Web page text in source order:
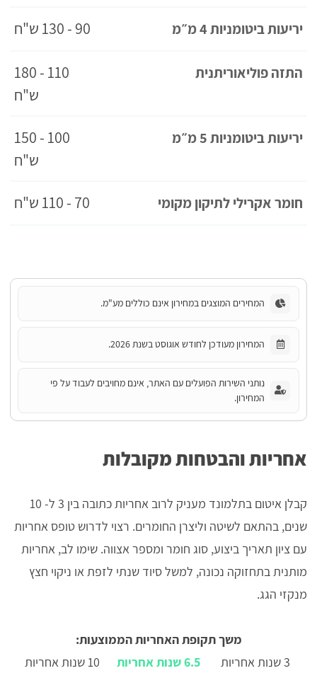
יריעות ביטומניות 4 מ״מ 90 - 130 ש"ח
התזה פוליאוריתנית
110 - 180
ש"ח
יריעות ביטומניות 5 מ״מ
100 - 150
ש"ח
חומר אקרילי לתיקון מקומי 70 - 110 ש"ח
המחירים המוצגים במחירון אינם כוללים מע"מ.
המחירון מעודכן לחודש אוגוסט בשנת 2026.
נותני השירות הפועלים עם האתר, אינם מחויבים לעבוד על פי
המחירון.
אחריות והבטחות מקובלות
קבלן איטום בתלמונד מעניק לרוב אחריות כתובה בין 3 ל- 10
שנים, בהתאם לשיטה וליצרן החומרים. רצוי לדרוש טופס אחריות
עם ציון תאריך ביצוע, סוג חומר ומספר אצווה. שימו לב, אחריות
מותנית בתחזוקה נכונה, למשל סיוד שנתי לזפת או ניקוי חצץ
מנקזי הגג.
משך תקופת האחריות הממוצעות:
3 שנות אחריות
6.5 שנות אחריות 10 שנות אחריות